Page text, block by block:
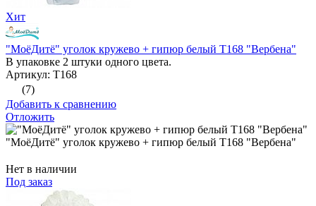
Хит
"МоёДитё" уголок кружево + гипюр белый Т168 "Вербена"
В упаковке 2 штуки одного цвета.
Артикул: Т168
(7)
Добавить к сравнению
Отложить
"МоёДитё" уголок кружево + гипюр белый Т168 "Вербена"
Нет в наличии
Под заказ